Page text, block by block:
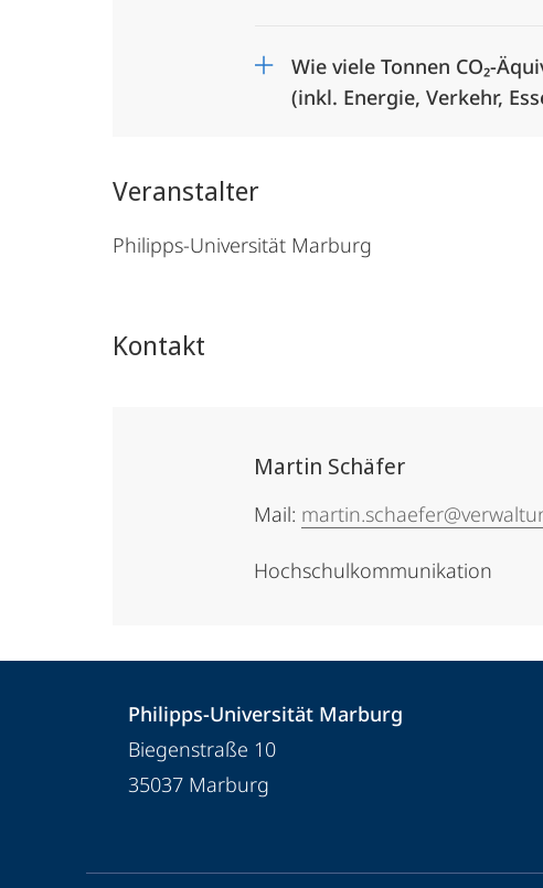
Wie viele Tonnen CO₂-
(inkl. Energie, Verkehr,
Veranstalter
Philipps-Universität Marburg
Kontakt
Martin Schäfer
Mail:
Hochschulkommunikation
Informationen
Kontaktinformationen
Philipps-
Universität
Marburg
Philipps-Universität Marburg
Biegenstraße 10
35037 Marburg